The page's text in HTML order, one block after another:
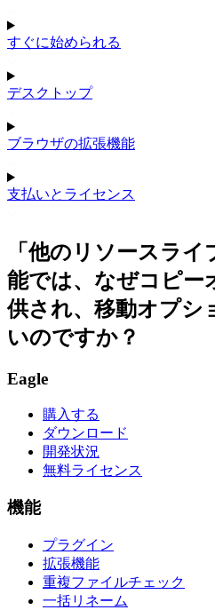
すぐに始められる
デスクトップ
ブラウザの拡張機能
支払いとライセンス
「他のリソースラ
能では、なぜコピー
供され、移動オプシ
いのですか？
Eagle
購入する
ダウンロード
開発状況
無料ライセンス
機能
プラグイン
拡張機能
重複ファイルチェック
一括リネーム